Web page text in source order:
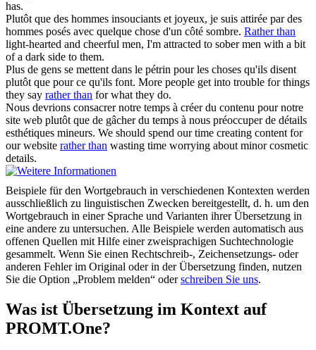
has.
Plutôt que des hommes insouciants et joyeux, je suis attirée par des
hommes posés avec quelque chose d'un côté sombre. Rather than
light-hearted and cheerful men, I'm attracted to sober men with a bit
of a dark side to them.
Plus de gens se mettent dans le pétrin pour les choses qu'ils disent
plutôt que pour ce qu'ils font. More people get into trouble for things
they say rather than for what they do.
Nous devrions consacrer notre temps à créer du contenu pour notre
site web plutôt que de gâcher du temps à nous préoccuper de détails
esthétiques mineurs. We should spend our time creating content for
our website rather than wasting time worrying about minor cosmetic
details.
Beispiele für den Wortgebrauch in verschiedenen Kontexten werden
ausschließlich zu linguistischen Zwecken bereitgestellt, d. h. um den
Wortgebrauch in einer Sprache und Varianten ihrer Übersetzung in
eine andere zu untersuchen. Alle Beispiele werden automatisch aus
offenen Quellen mit Hilfe einer zweisprachigen Suchtechnologie
gesammelt. Wenn Sie einen Rechtschreib-, Zeichensetzungs- oder
anderen Fehler im Original oder in der Übersetzung finden, nutzen
Sie die Option „Problem melden“ oderschreiben Sie uns.
Was ist Übersetzung im Kontext auf
PROMT.One?